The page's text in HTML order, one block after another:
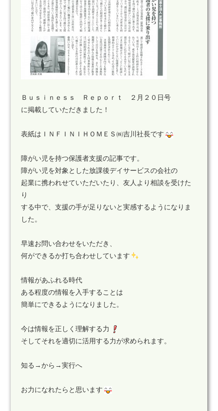
Ｂｕｓｉｎｅｓｓ Ｒｅｐｏｒｔ ２月２０日号
に掲載していただきました！
表紙はＩＮＦＩＮＩＨＯＭＥＳ㈱吉川社長です
障がい児を持つ保護者支援の記事です。
障がい児を対象とした放課後デイサービスの会社の
起業に携われせていただいたり、友人より相談を受けた
り
する中で、支援の手が足りないと実感するようになりま
した。
早速お問い合わせをいただき、
何ができるか打ち合わせしています
情報があふれる時代
ある程度の情報を入手することは
簡単にできるようになりました。
今は情報を正しく理解する力
そしてそれを適切に活用する力が求められます。
知る→から→実行へ
お力になれたらと思います